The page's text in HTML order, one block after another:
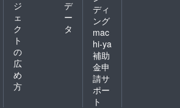
ジ
ェ
ク
ト
の
広
め
方
デ
ー
タ
ディ
ング
mac
hi-ya
補助
金申
請サ
ポー
ト